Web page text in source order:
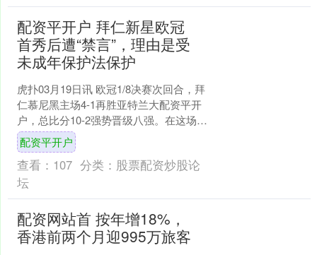
配资平开户 拜仁新星欧冠
首秀后遭“禁言”，理由是受
未成年保护法保护
虎扑03月19日讯 欧冠1/8决赛次回合，拜
仁慕尼黑主场4-1再胜亚特兰大配资平开
户，总比分10-2强势晋级八强。在这场大
胜中，两位青训小将——16岁的菲利
普-....
配资平开户
查看： 107 分类： 股票配资炒股论
坛
配资网站首 按年增18%，
香港前两个月迎995万旅客